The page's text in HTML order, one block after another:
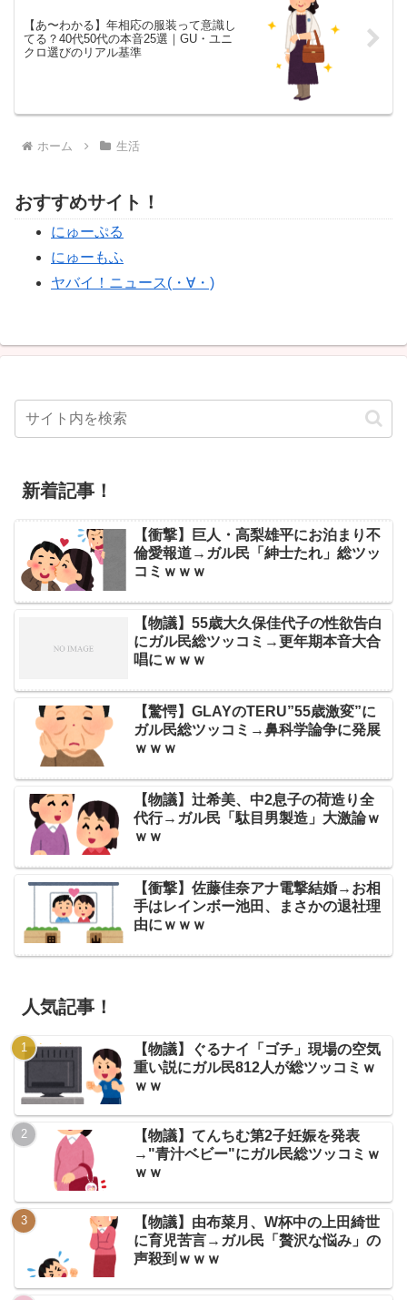
【あ〜わかる】年相応の服装って意識し
てる？40代50代の本音25選｜GU・ユニ
クロ選びのリアル基準
ホーム 生活
おすすめサイト！
にゅーぷる
にゅーもふ
ヤバイ！ニュース(・∀・)
新着記事！
【衝撃】巨人・高梨雄平にお泊まり不
倫愛報道→ガル民「紳士たれ」総ツッ
コミｗｗｗ
【物議】55歳大久保佳代子の性欲告白
にガル民総ツッコミ→更年期本音大合
唱にｗｗｗ
【驚愕】GLAYのTERU”55歳激変”に
ガル民総ツッコミ→鼻科学論争に発展
ｗｗｗ
【物議】辻希美、中2息子の荷造り全
代行→ガル民「駄目男製造」大激論ｗ
ｗｗ
【衝撃】佐藤佳奈アナ電撃結婚→お相
手はレインボー池田、まさかの退社理
由にｗｗｗ
人気記事！
【物議】ぐるナイ「ゴチ」現場の空気
重い説にガル民812人が総ツッコミｗ
ｗｗ
【物議】てんちむ第2子妊娠を発表
→"青汁ベビー"にガル民総ツッコミｗ
ｗｗ
【物議】由布菜月、W杯中の上田綺世
に育児苦言→ガル民「贅沢な悩み」の
声殺到ｗｗｗ